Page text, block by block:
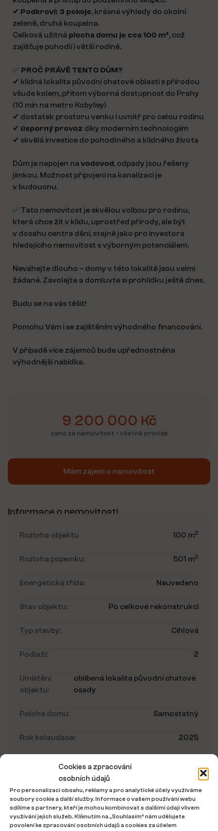
Cookies a zpracování
osobních údajů
Pro personalizaci obsahu, reklamy a pro analytické účely využíváme
soubory cookie a další služby. Informace o vašem používání webu
sdílíme s partnery, kteří je mohou kombinovat s dalšími údaji vlivem
využívání jejich služeb. Kliknutím na „Souhlasím“ nám udělujete
povolení ke zpracování osobních údajů a cookies za účelem
✔ Podkroví: 3 pokoje, krásné výhledy do okolní
zeleně, druhá koupelna.
Celková užitná plocha domu je cca 100 m², což
zajišťuje pohodlí i větší rodině.
✅ PROČ PRÁVĚ TENTO DŮM?
✔ klidná lokalita původní chatové oblasti s přírodou
všude kolem, přitom výborná dostupnost do Prahy
(10 min na metro Kobylisy)
✔ dostatek prostoru venku i uvnitř pro celou rodinu
✔ úsporný provoz díky moderním technologiím
✔ skvělá investice do pohodlného a klidného života
Dům je napojen na vodovod, odpady jsou řešeny
jímkou. Možnost připojení na kanalizaci je
v budoucnu.
✅ Tato nemovitost je skvělou volbou pro rodinu,
která chce žít v klidu, uprostřed přírody, ale být
v dosahu centra dění, stejně jako pro investora
hledajícího nemovitost s výborným potenciálem.
Neváhejte dlouho – domy v této lokalitě jsou velmi
žádané. Zavolejte a domluvte si prohlídku ještě dnes.
Budu se na vás těšit!
Pomohu Vám i se zajištěním výhodného financování.
V případě více zájemců bude upřednostněna
výhodnější nabídka.
9 200 000 Kč
cena za nemovitost • včetně provize
Mám zájem o nemovitost
Informace o nemovitosti
Rozloha objektu 100 m2
Rozloha pozemku: 501 m2
Energetická třída: Neuvedeno
Stav objektu: Po celkové rekonstrukci
Typ stavby: Cihlová
Podlaží: 2
Umístění
objektu:
oblíbená lokalita původní chatové
osady
Poloha domu: Samostatný
Rok kolaudace: 2025
Umístění nemovitosti